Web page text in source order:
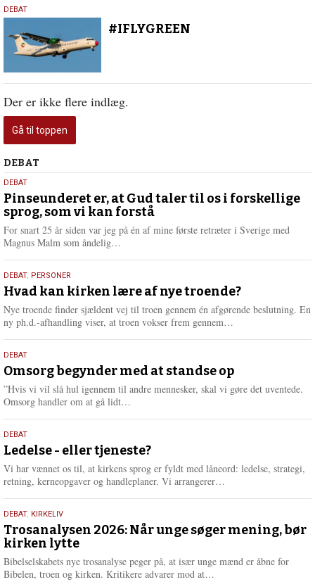
16.
2019
DEBAT
#IFLYGREEN
Der er ikke flere indlæg.
Gå til toppen
Debat
DEBAT
5.
august
2026
DEBAT
Pinseunderet er, at Gud taler til os i forskellige
sprog, som vi kan forstå
For snart 25 år siden var jeg på én af mine første retræter i Sverige med
Magnus Malm som åndelig…
e
r
e
25.
juli
2026
DEBAT, PERSONER
Hvad kan kirken lære af nye troende?
Nye troende finder sjældent vej til troen gennem én afgørende beslutning. En
ny ph.d.-afhandling viser, at troen vokser frem gennem…
e
r
e
9.
juli
2026
DEBAT
Omsorg begynder med at standse op
”Hvis vi vil slå hul igennem til andre mennesker, skal vi gøre det uventede.
Omsorg handler om at gå lidt…
e
r
e
10.
juni
2026
DEBAT
Ledelse - eller tjeneste?
Vi har vænnet os til, at kirkens sprog er fyldt med låneord: ledelse, strategi,
retning, kerneopgaver og handleplaner. Vi arrangerer…
e
2.
juni
2026
DEBAT, KIRKELIV
Trosanalysen 2026: Når unge søger mening, bør
kirken lytte
Bibelselskabets nye trosanalyse peger på, at især unge mænd er åbne for
Bibelen, troen og kirken. Kritikere advarer mod at…